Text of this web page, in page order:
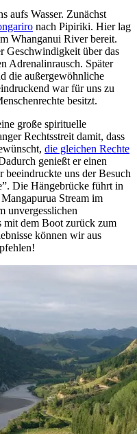
aufs Wasser. Zunächst
nach Pipiriki. Hier lag
Whanganui River bereit.
Geschwindigkeit über das
Adrenalinrausch. Später
die außergewöhnliche
war für uns zu
besitzt.
große spirituelle
Rechtsstreit damit, dass
die gleichen Rechte
genießt er einen
beeindruckte uns der Besuch
Die Hängebrücke führt in
Stream im
unvergesslichen
mit dem Boot zurück zum
können wir aus